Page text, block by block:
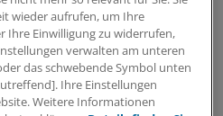
die Aktienmärkte richten,
Seit knapp eineinhalb
und Nasdaq merklich an
Dow Jones hat die
wieder aufrufen, um Ihre
Ihre Einwilligung zu widerrufen,
verwalten am unteren
das schwebende Symbol unten
Ihre Einstellungen
Weitere Informationen